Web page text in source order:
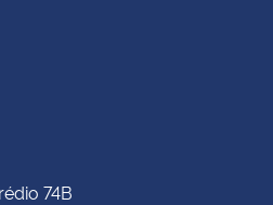
74B